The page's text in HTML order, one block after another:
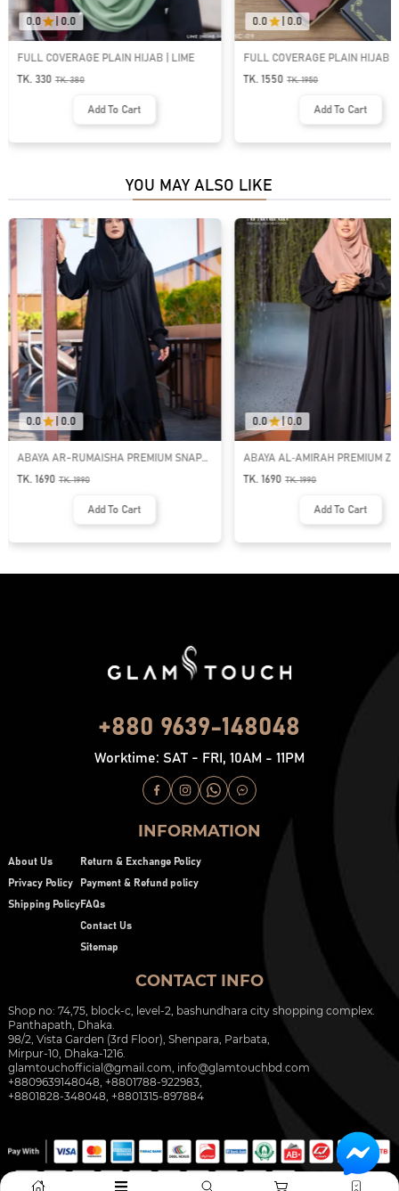
0.0 | 0.0
FULL COVERAGE PLAIN HIJAB | LIME
TK. 330 TK.380
Add To Cart
0.0 0.0
FULL COVERAGE PLAIN HIJAB
SET - DIAMOND GEORGETTE |
TK. 1550 TK.1950
Add To Cart
YOU MAY ALSO LIKE
0.0 0.0
ABAYA AR-RUMAISHA PREMIUM SNAP
BUTTON ABAYA
TK. 1690 TK.1990
Add To Cart
0.0 | 0.0
ABAYA AL‑AMIRAH PREMIUM
NECK ABAYA
TK. 1690 TK.1990
Add To Cart
+880 9639-148048
Worktime: SAT - FRI, 10AM - 11PM
INFORMATION
About Us
Privacy Policy
Shipping Policy
Return & Exchange Policy
Payment & Refund policy
FAQs
Contact Us
Sitemap
CONTACT INFO
Shop no: 74,75, block-c, level-2, bashundhara city shopping complex.
Panthapath, Dhaka.
98/2, Vista Garden (3rd Floor), Shenpara, Parbata,
Mirpur-10, Dhaka-1216.
glamtouchofficial@gmail.com info@glamtouchbd.com
+8809639148048, +8801788-922983,
+8801828-348048, +8801315-897884